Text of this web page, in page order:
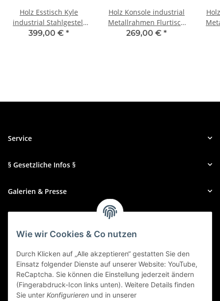
Wie wir Cookies & Co nutzen
Durch Klicken auf „Alle akzeptieren“ gestatten Sie den
Einsatz folgender Dienste auf unserer Website: YouTube,
ReCaptcha. Sie können die Einstellung jederzeit ändern
(Fingerabdruck-Icon links unten). Weitere Details finden
Sie unter Konfigurieren und in unserer
Holz Esstisch Kyle
industrial Stahlgestell
Mango natur 140 cm
399,00 € *
Holz Konsole industrial
Metallrahmen Flurtisch
2 Schubladen 120 cm
269,00 € *
Service
§ Gesetzliche Infos §
Galerien & Presse